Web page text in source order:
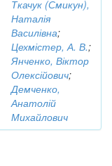
Ткачук (Смикун),
Наталія
Василівна;
Цехмістер, А. В.;
Янченко, Віктор
Олексійович;
Демченко,
Анатолій
Михайлович